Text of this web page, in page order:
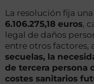
La resolución fija una
6.106.275,18 euros,
legal de daños
entre otros factores,
secuelas, la
de tercera persona
costes sanitarios